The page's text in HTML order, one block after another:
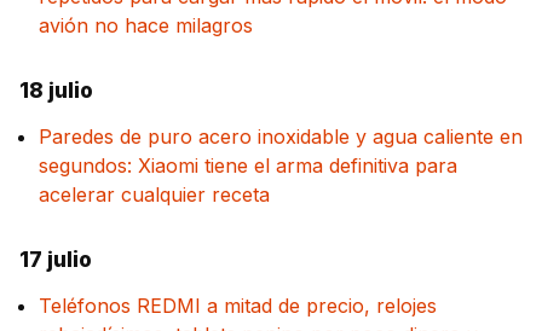
avión no hace milagros
18 julio
Paredes de puro acero inoxidable y agua caliente en
segundos: Xiaomi tiene el arma definitiva para
acelerar cualquier receta
17 julio
Teléfonos REDMI a mitad de precio, relojes